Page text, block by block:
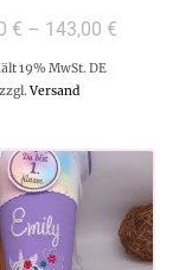
€ – 143,00 €
19% MwSt. DE
zzgl.Versand